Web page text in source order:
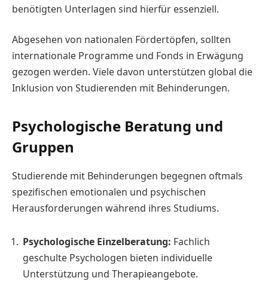
benötigten Unterlagen sind hierfür essenziell.
Abgesehen von nationalen Fördertöpfen, sollten
internationale Programme und Fonds in Erwägung
gezogen werden. Viele davon unterstützen global die
Inklusion von Studierenden mit Behinderungen.
Psychologische Beratung und
Gruppen
Studierende mit Behinderungen begegnen oftmals
spezifischen emotionalen und psychischen
Herausforderungen während ihres Studiums.
Psychologische Einzelberatung: Fachlich
geschulte Psychologen bieten individuelle
Unterstützung und Therapieangebote.